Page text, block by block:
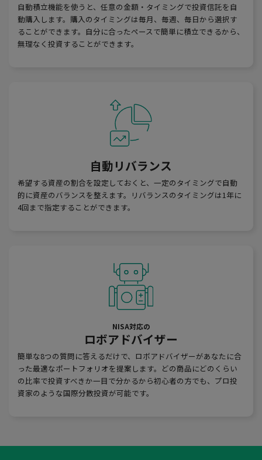
自動積立機能を使うと、任意の金額・タイミングで投資信託を自
動購入します。購入のタイミングは毎月、毎週、毎日から選択す
ることができます。自分に合ったペースで簡単に積立できるから、
無理なく投資することができます。
自動リバランス
希望する資産の割合を設定しておくと、一定のタイミングで自動
的に資産のバランスを整えます。リバランスのタイミングは1年に
4回まで指定することができます。
NISA対応の
ロボアドバイザー
簡単な8つの質問に答えるだけで、ロボアドバイザーがあなたに合
った最適なポートフォリオを提案します。どの商品にどのくらい
の比率で投資すべきか一目で分かるから初心者の方でも、プロ投
資家のような国際分散投資が可能です。